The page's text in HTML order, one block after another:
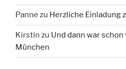
Panne zu Herzliche Einladung
Kirstin zu Und dann war
München